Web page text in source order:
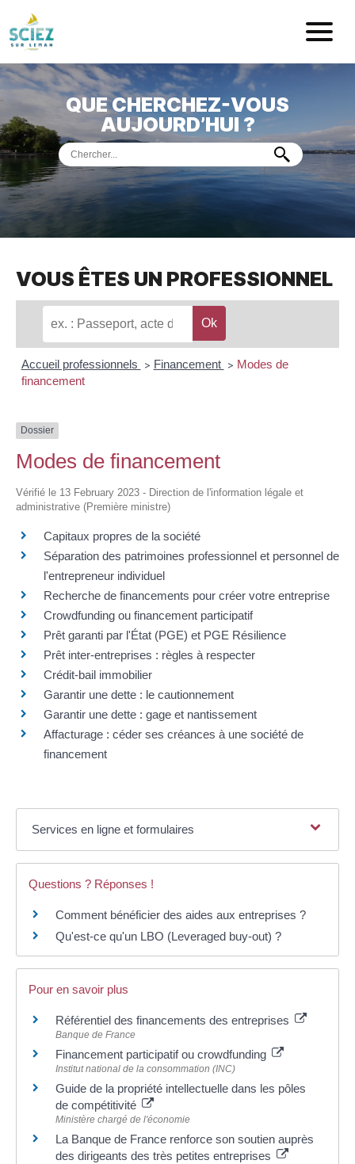
Mairie de
ACCUEIL
VOTREMAIRIE
VIEPRATIQUE
PORTDE PLAISANCE
MUSÉEDE PRÉHISTOIRE
QUE CHERCHEZ-VOUS
AUJOURD’HUI ?
VOUS ÊTES UN PROFESSIONNEL
Accueil professionnels > Financement > Modes de
financement
Dossier
Modes de financement
Vérifié le 13 February 2023 - Direction de l'information légale et
administrative (Première ministre)
Capitaux propres de la société
Séparation des patrimoines professionnel et personnel de
l'entrepreneur individuel
Recherche de financements pour créer votre entreprise
Crowdfunding ou financement participatif
Prêt garanti par l'État (PGE) et PGE Résilience
Prêt inter-entreprises : règles à respecter
Crédit-bail immobilier
Garantir une dette : le cautionnement
Garantir une dette : gage et nantissement
Affacturage : céder ses créances à une société de
financement
Services en ligne et formulaires
Questions ? Réponses !
Comment bénéficier des aides aux entreprises ?
Qu'est-ce qu'un LBO (Leveraged buy-out) ?
Pour en savoir plus
Référentiel des financements des entreprises
Banque de France
Financement participatif ou crowdfunding
Institut national de la consommation (INC)
Guide de la propriété intellectuelle dans les pôles
de compétitivité
Ministère chargé de l'économie
La Banque de France renforce son soutien auprès
des dirigeants des très petites entreprises